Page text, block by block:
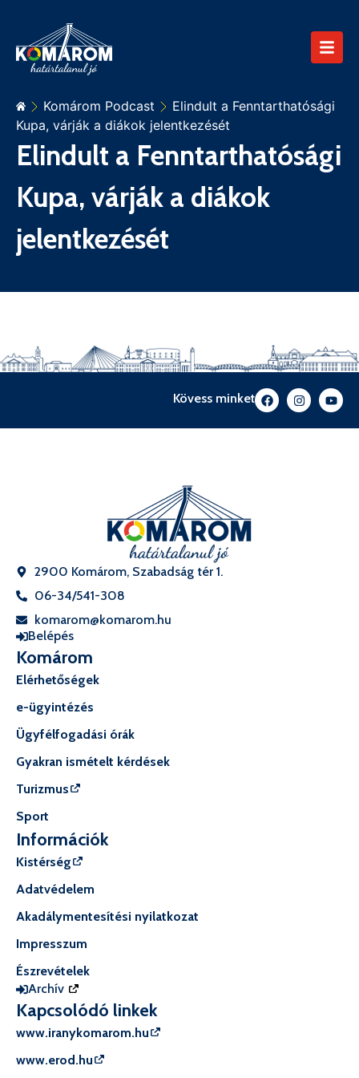
Komárom Podcast
Elindult a Fenntarthatósági
Kupa, várják a diákok jelentkezését
Elindult a Fenntarthatósági
Kupa, várják a diákok
jelentkezését
Kövess minket
2900 Komárom, Szabadság tér 1.
06-34/541-308
komarom@komarom.hu
Belépés
Komárom
Elérhetőségek
e-ügyintézés
Ügyfélfogadási órák
Gyakran ismételt kérdések
Turizmus
Sport
Információk
Kistérség
Adatvédelem
Akadálymentesítési nyilatkozat
Impresszum
Észrevételek
Archív
Kapcsolódó linkek
www.iranykomarom.hu
www.erod.hu